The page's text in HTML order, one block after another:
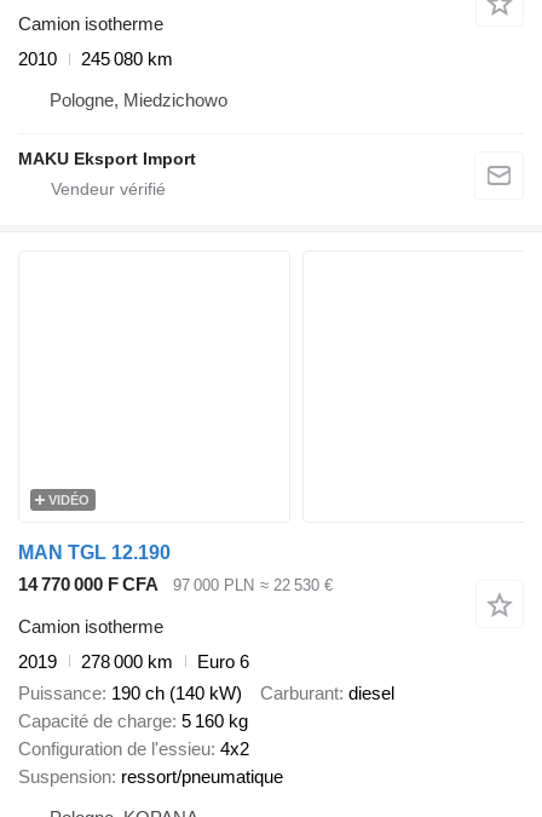
Camion isotherme
2010
245 080 km
Pologne, Miedzichowo
MAKU Eksport Import
VIDÉO
MAN TGL 12.190
14 770 000 F CFA
97 000 PLN ≈ 22 530 €
Camion isotherme
2019
278 000 km
Euro 6
Puissance 190 ch (140 kW) Carburant diesel
Capacité de charge 5 160 kg
Configuration de l'essieu 4x2
Suspension ressort/pneumatique